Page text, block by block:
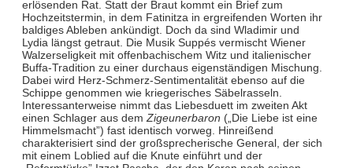
erlösenden Rat. Statt der Braut kommt ein Brief zum
Hochzeitstermin, in dem Fatinitza in ergreifenden Worten ihr
baldiges Ableben ankündigt. Doch da sind Wladimir und
Lydia längst getraut. Die Musik Suppés vermischt Wiener
Walzerseligkeit mit offenbachischem Witz und italienischer
Buffa-Tradition zu einer durchaus eigenständigen Mischung.
Dabei wird Herz-Schmerz-Sentimentalität ebenso auf die
Schippe genommen wie kriegerisches Säbelrasseln.
Interessanterweise nimmt das Liebesduett im zweiten Akt
einen Schlager aus demZigeunerbaron („Die Liebe ist eine
Himmelsmacht”) fast identisch vorweg. Hinreißend
charakterisiert sind der großsprecherische General, der sich
mit einem Loblied auf die Knute einführt und der